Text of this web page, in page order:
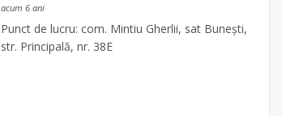
acum 6 ani
Punct de lucru: com. Mintiu Gherlii, sat Bunești,
str. Principală, nr. 38E